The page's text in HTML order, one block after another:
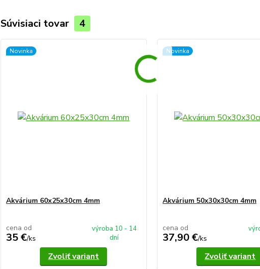
Súvisiaci tovar 4
Novinka
Akvárium 60x25x30cm 4mm
cena od
35 €/ks
výroba 10 - 14
dní
Zvoliť variant
Novinka
Akvárium 50x30x30cm 4mm
cena od
37,90 €/ks
Zvoliť variant